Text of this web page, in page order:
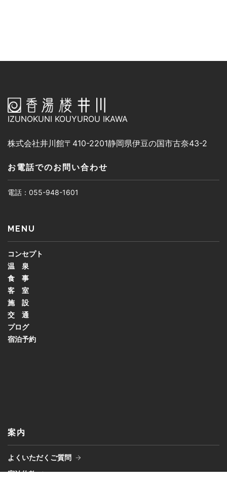
IZUNOKUNI KOUYUROU IKAWA
株式会社井川館〒410-2201静岡県伊豆の国市古奈43-2
お電話でのお問い合わせ
電話：055-948-1601
MENU
コンセプト
温 泉
食 事
客 室
施 設
交 通
プログ
宿泊予約
案内
よくいただくご質問
宿泊約款